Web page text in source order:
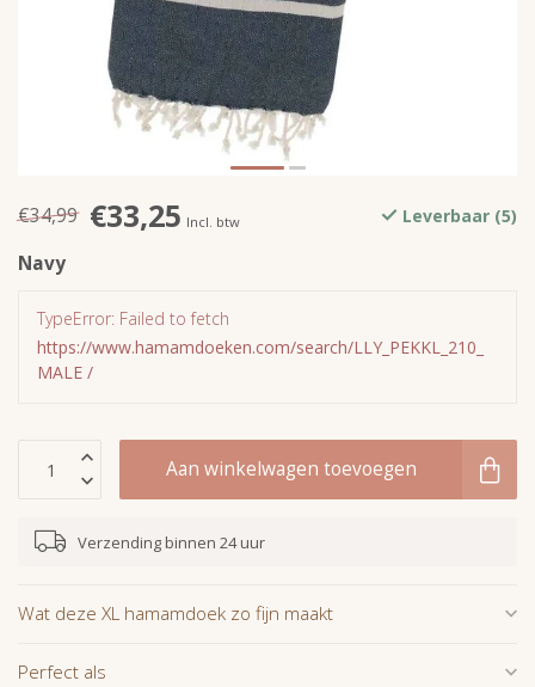
€34,99 €33,25 Incl. btw Leverbaar (5)
Navy
TypeError: Failed to fetch
https://www.hamamdoeken.com/search/LLY_PEKKL_210_
MALE /
Aan winkelwagen toevoegen
Verzending binnen 24 uur
Wat deze XL hamamdoek zo fijn maakt
Perfect als